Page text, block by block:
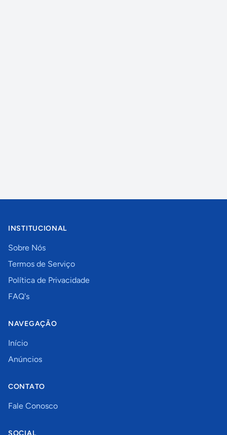
INSTITUCIONAL
Sobre Nós
Termos de Serviço
Política de Privacidade
FAQ's
NAVEGAÇÃO
Início
Anúncios
CONTATO
Fale Conosco
SOCIAL